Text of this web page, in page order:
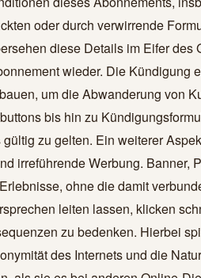
oder durch verwirrende
diese Details im Eifer des
wieder. Die Kündigung
um die Abwanderung von
bis hin zu
zu gelten. Ein weiterer
irreführende Werbung. Banner,
ohne die damit
leiten lassen, klicken
zu bedenken. Hierbei
des Internets und die